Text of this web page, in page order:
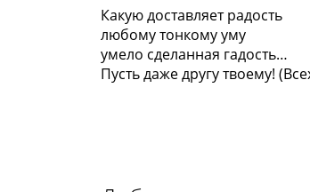
Какую доставляет радость
любому тонкому уму
умело сделанная гадость…
Пусть даже другу твоему!